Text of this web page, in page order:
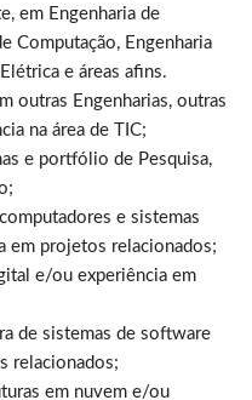
em Engenharia de
Computação, Engenharia
e áreas afins.
outras Engenharias, outras
na área de TIC;
e portfólio de Pesquisa,
e sistemas
em projetos relacionados;
e/ou experiência em
de sistemas de software
relacionados;
em nuvem e/ou